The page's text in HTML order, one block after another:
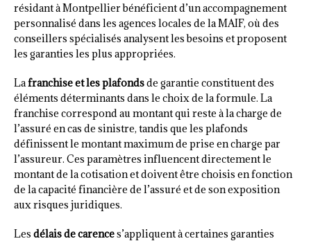
résidant à Montpellier bénéficient d’un accompagnement
personnalisé dans les agences locales de la MAIF, où des
conseillers spécialisés analysent les besoins et proposent
les garanties les plus appropriées.
Lafranchise et les plafondsde garantie constituent des
éléments déterminants dans le choix de la formule. La
franchise correspond au montant qui reste à la charge de
l’assuré en cas de sinistre, tandis que les plafonds
définissent le montant maximum de prise en charge par
l’assureur. Ces paramètres influencent directement le
montant de la cotisation et doivent être choisis en fonction
de la capacité financière de l’assuré et de son exposition
aux risques juridiques.
Les délais de carences’appliquent à certaines garanties